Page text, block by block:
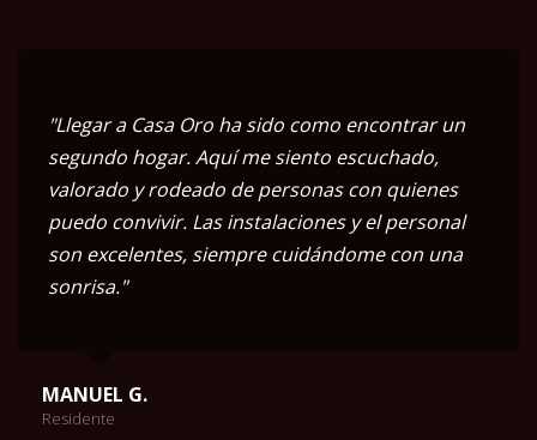
"Llegar a Casa Oro ha sido como encontrar un
segundo hogar. Aquí me siento escuchado,
valorado y rodeado de personas con quienes
puedo convivir. Las instalaciones y el personal
son excelentes, siempre cuidándome con una
sonrisa."
MANUEL G.
Residente